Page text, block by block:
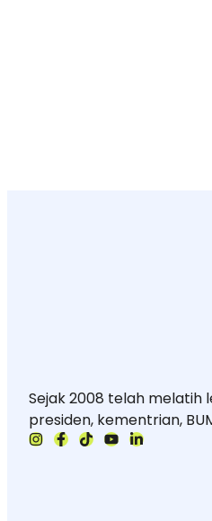
Sejak 2008 telah melatih
presiden, kementrian,